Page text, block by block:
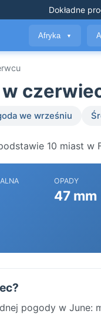
Dokładne
Afryka ▼
w
we wrześniu
10 miast w
OPADY
47 mm
pogody w June: